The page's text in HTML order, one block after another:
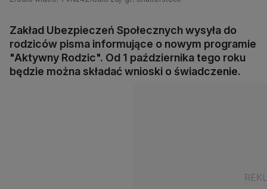
Zakład Ubezpieczeń Społecznych wysyła do
rodziców pisma informujące o nowym programie
"Aktywny Rodzic". Od 1 października tego roku
będzie można składać wnioski o świadczenie.